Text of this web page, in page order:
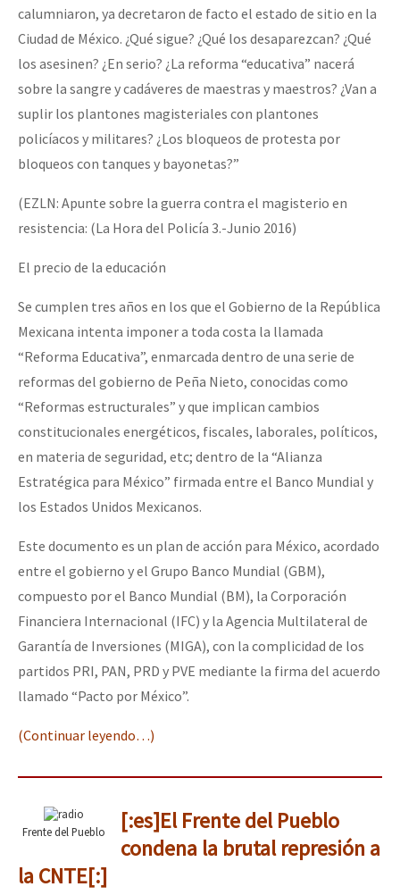
calumniaron, ya decretaron de facto el estado de sitio en la
Ciudad de México. ¿Qué sigue? ¿Qué los desaparezcan? ¿Qué
los asesinen? ¿En serio? ¿La reforma “educativa” nacerá
sobre la sangre y cadáveres de maestras y maestros? ¿Van a
suplir los plantones magisteriales con plantones
policíacos y militares? ¿Los bloqueos de protesta por
bloqueos con tanques y bayonetas?”
(EZLN: Apunte sobre la guerra contra el magisterio en
resistencia: (La Hora del Policía 3.-Junio 2016)
El precio de la educación
Se cumplen tres años en los que el Gobierno de la República
Mexicana intenta imponer a toda costa la llamada
“Reforma Educativa”, enmarcada dentro de una serie de
reformas del gobierno de Peña Nieto, conocidas como
“Reformas estructurales” y que implican cambios
constitucionales energéticos, fiscales, laborales, políticos,
en materia de seguridad, etc; dentro de la “Alianza
Estratégica para México” firmada entre el Banco Mundial y
los Estados Unidos Mexicanos.
Este documento es un plan de acción para México, acordado
entre el gobierno y el Grupo Banco Mundial (GBM),
compuesto por el Banco Mundial (BM), la Corporación
Financiera Internacional (IFC) y la Agencia Multilateral de
Garantía de Inversiones (MIGA), con la complicidad de los
partidos PRI, PAN, PRD y PVE mediante la firma del acuerdo
llamado “Pacto por México”.
(Continuar leyendo…)
Frente del Pueblo
[:es]El Frente del Pueblo
condena la brutal represión a
la CNTE[:]